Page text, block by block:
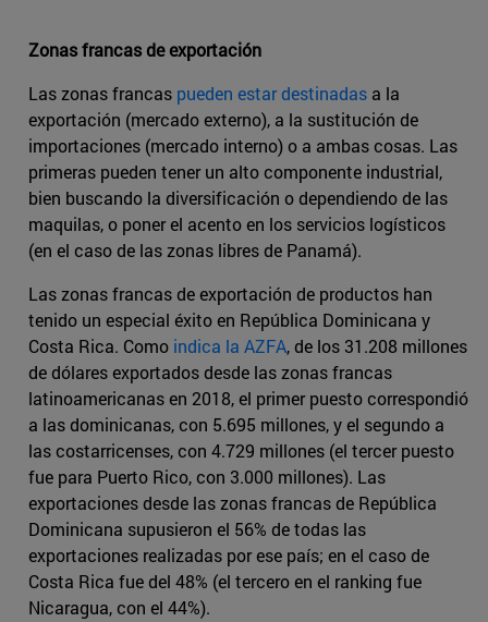
Zonas francas de exportación
Las zonas francas pueden estar destinadas a la
exportación (mercado externo), a la sustitución de
importaciones (mercado interno) o a ambas cosas. Las
primeras pueden tener un alto componente industrial,
bien buscando la diversificación o dependiendo de las
maquilas, o poner el acento en los servicios logísticos
(en el caso de las zonas libres de Panamá).
Las zonas francas de exportación de productos han
tenido un especial éxito en República Dominicana y
Costa Rica. Como indica la AZFA, de los 31.208 millones
de dólares exportados desde las zonas francas
latinoamericanas en 2018, el primer puesto correspondió
a las dominicanas, con 5.695 millones, y el segundo a
las costarricenses, con 4.729 millones (el tercer puesto
fue para Puerto Rico, con 3.000 millones). Las
exportaciones desde las zonas francas de República
Dominicana supusieron el 56% de todas las
exportaciones realizadas por ese país; en el caso de
Costa Rica fue del 48% (el tercero en el ranking fue
Nicaragua, con el 44%).